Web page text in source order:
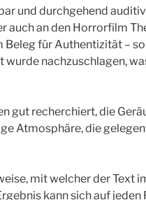
und durchgehend
auch an den Horrorfilm
für Authentizität – so
nachzuschlagen,
gut recherchiert, die
Atmosphäre, die
mit welcher der Text
kann sich auf jeden